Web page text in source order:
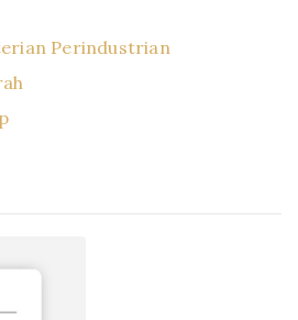
Perindustrian